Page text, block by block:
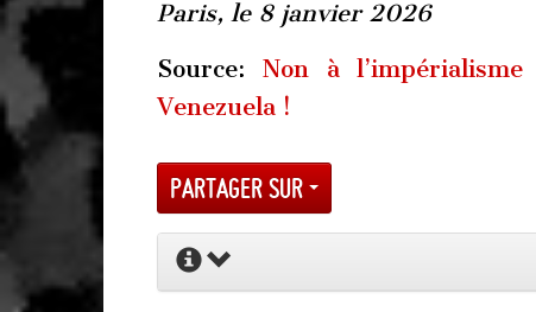
Paris, le 8 janvier 2026
Source: Non à
Venezuela !
Partager sur